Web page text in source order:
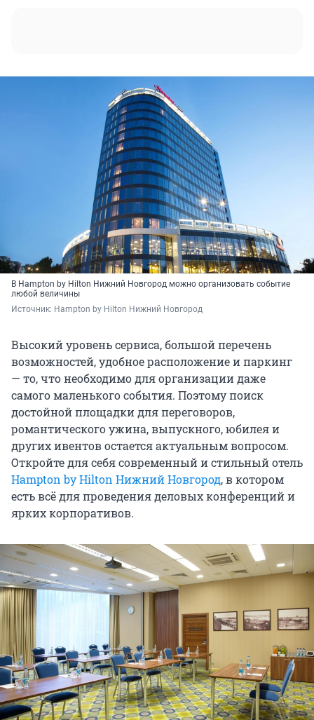
В Hampton by Hilton Нижний Новгород можно организовать событие
любой величины
Источник: Hampton by Hilton Нижний Новгород
Высокий уровень сервиса, большой перечень
возможностей, удобное расположение и паркинг
— то, что необходимо для организации даже
самого маленького события. Поэтому поиск
достойной площадки для переговоров,
романтического ужина, выпускного, юбилея и
других ивентов остается актуальным вопросом.
Откройте для себя современный и стильный отель
Hampton by Hilton Нижний Новгород, в котором
есть всё для проведения деловых конференций и
ярких корпоративов.